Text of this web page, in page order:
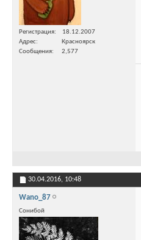
Регистрация
18.12.2007
Адрес
Красноярск
Сообщения
2,577
30.04.2016, 10:48
Wano_87
Сонибой